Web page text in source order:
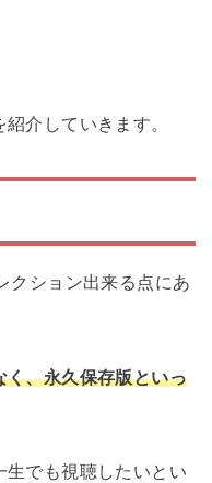
介していきます。
クション出来る点にあ
く、永久保存版といっ
生でも視聴したいとい